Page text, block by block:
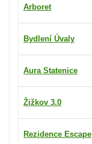
Arboret
Bydlení Úvaly
Aura Statenice
Žižkov 3.0
Rezidence Escape